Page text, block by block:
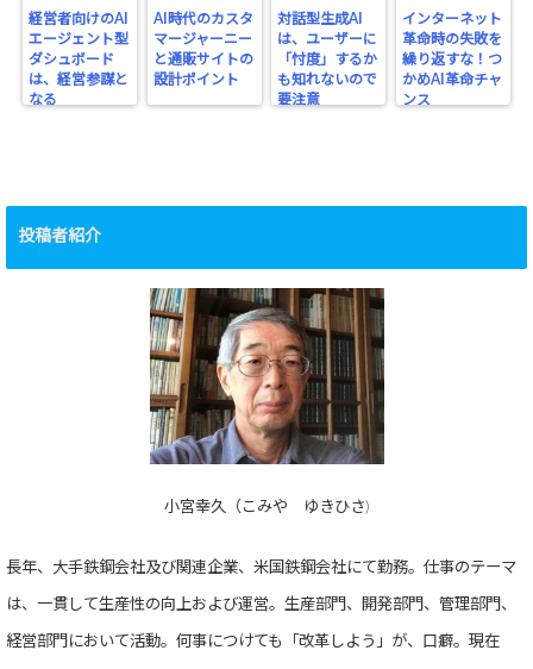
経営者向けのAI
エージェント型
ダシュボード
は、経営参謀と
なる
AI時代のカスタ
マージャーニー
と通販サイトの
設計ポイント
対話型生成AI
は、ユーザーに
「忖度」するか
も知れないので
要注意
インターネット
革命時の失敗を
繰り返すな！つ
かめAI革命チャ
ンス
投稿者紹介
小宮幸久（こみや ゆきひさ)
長年、大手鉄鋼会社及び関連企業、米国鉄鋼会社にて勤務。仕事のテーマ
は、一貫して生産性の向上および運営。生産部門、開発部門、管理部門、
経営部門において活動。何事につけても「改革しよう」が、口癖。現在